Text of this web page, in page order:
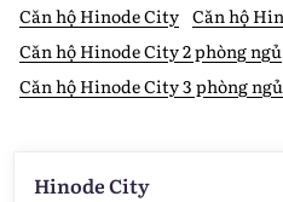
Căn hộ Hinode City Căn hộ
Căn hộ Hinode City 2 phòng ngủ
Căn hộ Hinode City 3 phòng ngủ
Hinode City